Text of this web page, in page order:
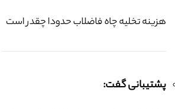
هزینه تخلیه چاه فاضلاب حدودا چقدر است
پشتیبانی گفت: